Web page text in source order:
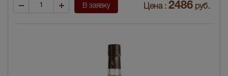
В заявку Цена : 2486 руб.